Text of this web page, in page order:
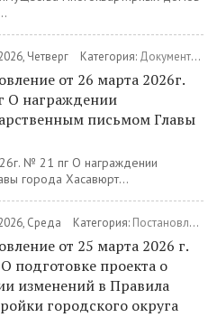
Четверг Категория: Документы /
от 26 марта 2026г.
О награждении
письмом Главы
№ 21 пг О награждении
города Хасавюрт...
Среда Категория: Постановления
от 25 марта 2026 г.
подготовке проекта о
изменений в Правила
городского округа